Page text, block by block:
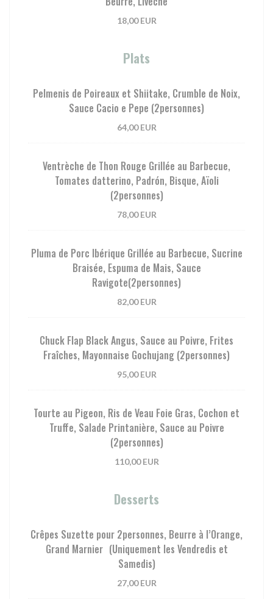
18,00 EUR
Plats
Pelmenis de Poireaux et Shiitake, Crumble de Noix,
Sauce Cacio e Pepe (2personnes)
64,00 EUR
Ventrèche de Thon Rouge Grillée au Barbecue,
Tomates datterino, Padrón, Bisque, Aïoli
(2personnes)
78,00 EUR
Pluma de Porc Ibérique Grillée au Barbecue, Sucrine
Braisée, Espuma de Mais, Sauce
Ravigote(2personnes)
82,00 EUR
Chuck Flap Black Angus, Sauce au Poivre, Frites
Fraîches, Mayonnaise Gochujang (2personnes)
95,00 EUR
Tourte au Pigeon, Ris de Veau Foie Gras, Cochon et
Truffe, Salade Printanière, Sauce au Poivre
(2personnes)
110,00 EUR
Desserts
Crêpes Suzette pour 2personnes, Beurre à l’Orange,
Grand Marnier (Uniquement les Vendredis et
Samedis)
27,00 EUR